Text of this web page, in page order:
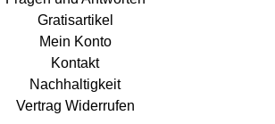
Gratisartikel
Mein Konto
Kontakt
Nachhaltigkeit
Vertrag Widerrufen